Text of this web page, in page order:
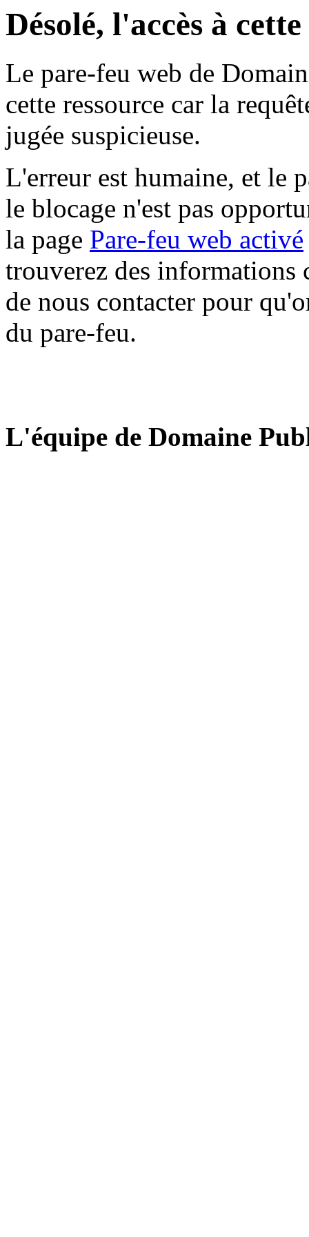
Désolé, l'accès à
Le pare-feu web de
cette ressource car la
jugée suspicieuse.
L'erreur est humaine, et le
le blocage n'est pas
la page Pare-feu web activé
trouverez des informations
de nous contacter pour
du pare-feu.
L'équipe de Domaine